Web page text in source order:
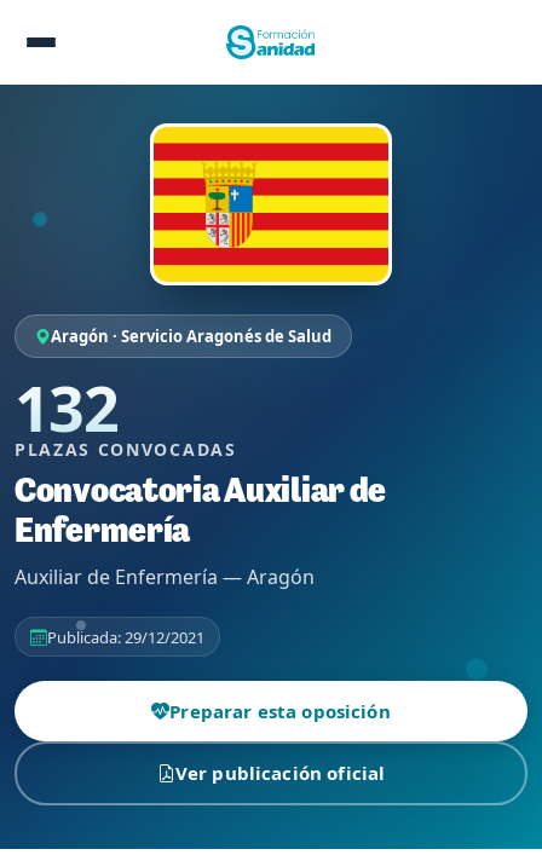
Aragón · Servicio Aragonés de Salud
132
PLAZAS CONVOCADAS
Convocatoria Auxiliar de
Enfermería
Auxiliar de Enfermería — Aragón
Publicada: 29/12/2021
Preparar esta oposición
Ver publicación oficial